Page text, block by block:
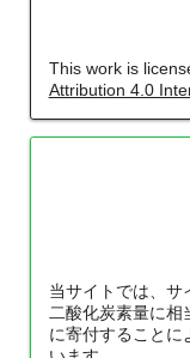
This work is
Attribution 4.0
当サイトでは、サ
二酸化炭素量に
に寄付することに